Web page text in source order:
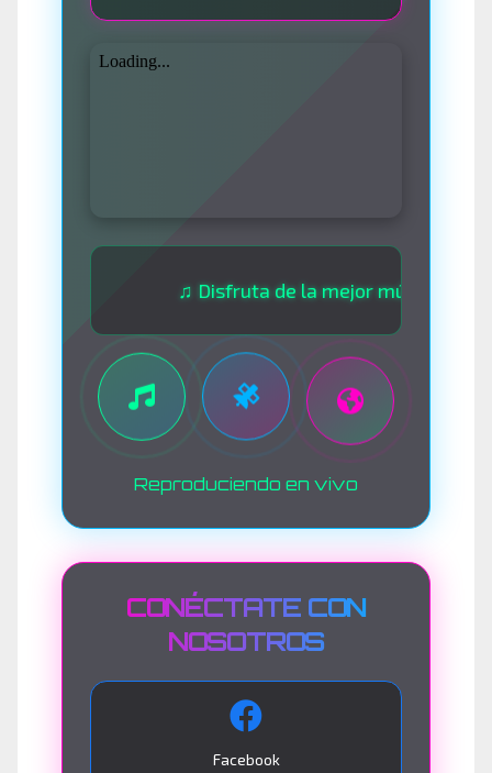
♫ Disfruta de la mejor música las 24
Reproduciendo en vivo
CONÉCTATE CON
NOSOTROS
Facebook